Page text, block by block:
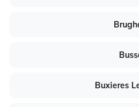
Buxieres